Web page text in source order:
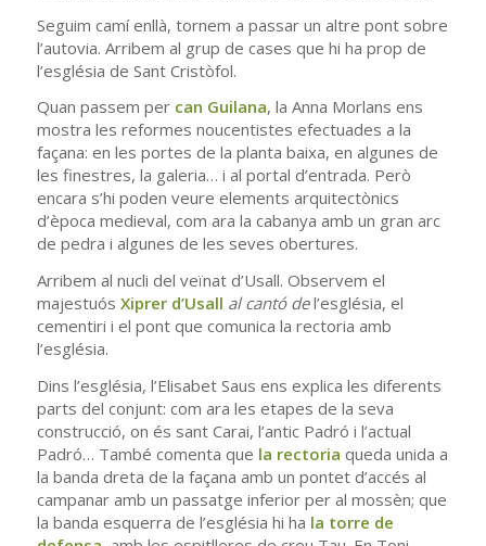
Seguim camí enllà, tornem a passar un altre pont sobre
l’autovia. Arribem al grup de cases que hi ha prop de
l’església de Sant Cristòfol.
Quan passem per can Guilana, la Anna Morlans ens
mostra les reformes noucentistes efectuades a la
façana: en les portes de la planta baixa, en algunes de
les finestres, la galeria… i al portal d’entrada. Però
encara s’hi poden veure elements arquitectònics
d’època medieval, com ara la cabanya amb un gran arc
de pedra i algunes de les seves obertures.
Arribem al nucli del veïnat d’Usall. Observem el
majestuós Xiprer d’Usall al cantó del’església, el
cementiri i el pont que comunica la rectoria amb
l’església.
Dins l’església, l’Elisabet Saus ens explica les diferents
parts del conjunt: com ara les etapes de la seva
construcció, on és sant Carai, l’antic Padró i l’actual
Padró… També comenta que la rectoria queda unida a
la banda dreta de la façana amb un pontet d’accés al
campanar amb un passatge inferior per al mossèn; que
la banda esquerra de l’església hi ha la torre de